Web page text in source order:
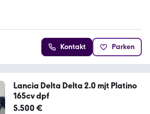
Kontakt Parken
Lancia Delta Delta 2.0 mjt Platino
165cv dpf
5.500 €